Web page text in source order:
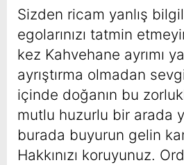
Sizden ricam yanlış
egolarınızı tatmin
kez Kahvehane ayrımı
ayrıştırma olmadan
içinde doğanın bu
mutlu huzurlu bir arada
burada buyurun gelin
Hakkınızı koruyunuz.